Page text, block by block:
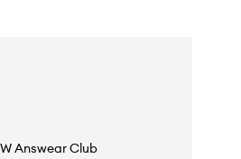
Answear Club